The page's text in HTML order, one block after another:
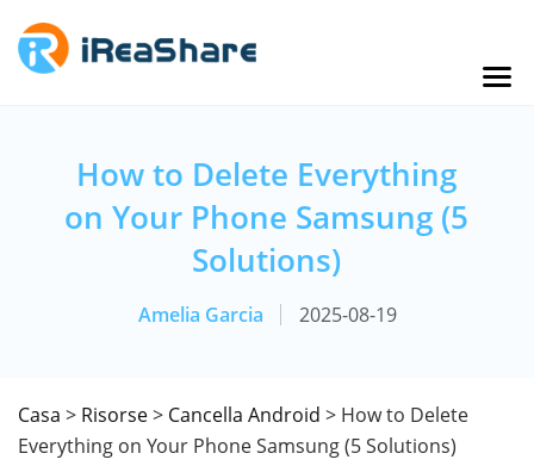
How to Delete Everything
on Your Phone Samsung (5
Solutions)
Amelia Garcia 2025-08-19
Casa > Risorse> Cancella Android > How to Delete
Everything on Your Phone Samsung (5 Solutions)